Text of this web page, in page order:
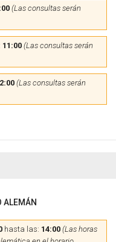
(Las consultas serán
11:00 (Las consultas serán
(Las consultas serán
ALEMÁN
hasta las: 14:00 (Las horas